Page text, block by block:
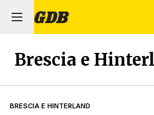
Brescia e
BRESCIA E HINTERLAND